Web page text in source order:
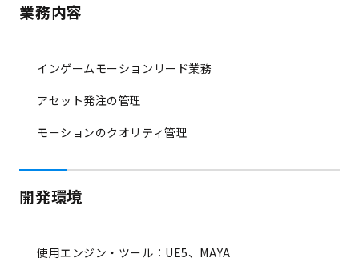
業務内容
インゲームモーションリード業務
アセット発注の管理
モーションのクオリティ管理
開発環境
使用エンジン・ツール：UE5、MAYA